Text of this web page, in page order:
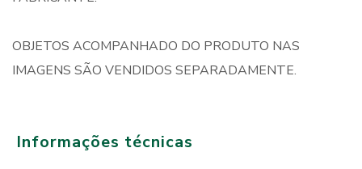
OBJETOS ACOMPANHADO DO PRODUTO NAS
IMAGENS SÃO VENDIDOS SEPARADAMENTE.
Informações técnicas